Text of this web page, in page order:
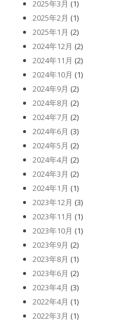
2025年3月 (1)
2025年2月 (1)
2025年1月 (2)
2024年12月 (2)
2024年11月 (2)
2024年10月 (1)
2024年9月 (2)
2024年8月 (2)
2024年7月 (2)
2024年6月 (3)
2024年5月 (2)
2024年4月 (2)
2024年3月 (2)
2024年1月 (1)
2023年12月 (3)
2023年11月 (1)
2023年10月 (1)
2023年9月 (2)
2023年8月 (1)
2023年6月 (2)
2023年4月 (3)
2022年4月 (1)
2022年3月 (1)